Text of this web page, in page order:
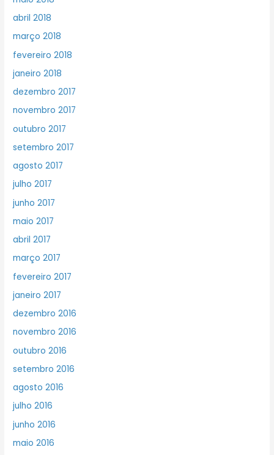
abril 2018
março 2018
fevereiro 2018
janeiro 2018
dezembro 2017
novembro 2017
outubro 2017
setembro 2017
agosto 2017
julho 2017
junho 2017
maio 2017
abril 2017
março 2017
fevereiro 2017
janeiro 2017
dezembro 2016
novembro 2016
outubro 2016
setembro 2016
agosto 2016
julho 2016
junho 2016
maio 2016